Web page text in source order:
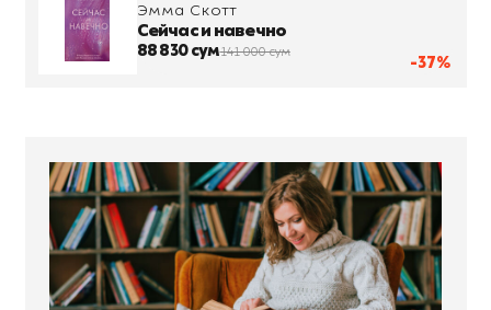
-37%
Эмма Скотт
Сейчас и навечно
88 830 сум141 000 сум